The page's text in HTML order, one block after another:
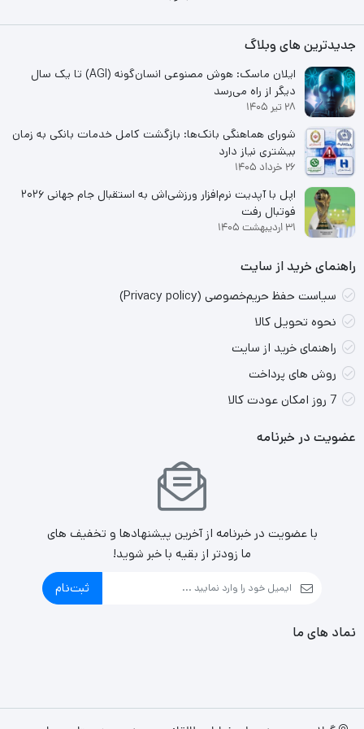
جدیدترین های وبلاگ
ایلان ماسک: هوش مصنوعی انسان‌گونه (AGI) تا یک سال
دیگر از راه می‌رسد
28 تیر 1405
شورای هماهنگی بانک‌ها: بازگشت کامل خدمات بانکی به زمان
بیشتری نیاز دارد
26 خرداد 1405
اپل با آپدیت نرم‌افزار ورزشی‌اش به استقبال جام جهانی ۲۰۲۶
فوتبال رفت
31 اردیبهشت 1405
راهنمای خرید از سایت
سیاست حفظ حریم‌خصوصی (Privacy policy)
نحوه تحویل کالا
راهنمای خرید از سایت
روش های پرداخت
7 روز امکان عودت کالا
عضویت در خبرنامه
با عضویت در خبرنامه از آخرین پیشنهادها و تخفیف های
ما زودتر از بقیه با خبر شوید!
ثبت‌نام
نماد های ما